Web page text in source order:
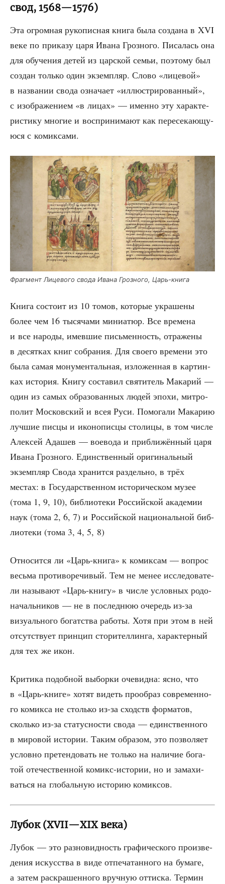
свод, 1568—1576)
Эта огром­ная руко­пис­ная кни­га была созда­на в XVI
веке по при­ка­зу царя Ива­на Гроз­но­го. Писа­лась она
для обу­че­ния детей из цар­ской семьи, поэто­му был
создан толь­ко один экзем­пляр. Сло­во «лице­вой»
в назва­нии сво­да озна­ча­ет «иллю­стри­ро­ван­ный»,
с изоб­ра­же­ни­ем «в лицах» — имен­но эту харак­те­
ри­сти­ку мно­гие и вос­при­ни­ма­ют как пере­се­ка­ю­щу­
ю­ся с комиксами.
Фраг­мент Лице­во­го сво­да Ива­на Гроз­но­го, Царь-книга
Кни­га состо­ит из 10 томов, кото­рые укра­ше­ны
более чем 16 тыся­ча­ми мини­а­тюр. Все вре­ме­на
и все наро­ды, имев­шие пись­мен­ность, отра­же­ны
в десят­ках книг собра­ния. Для сво­е­го вре­ме­ни это
была самая мону­мен­таль­ная, изло­жен­ная в кар­тин­
ках исто­рия. Кни­гу соста­вил свя­ти­тель Мака­рий —
один из самых обра­зо­ван­ных людей эпо­хи, мит­ро­
по­лит Мос­ков­ский и всея Руси. Помо­га­ли Мака­рию
луч­шие пис­цы и ико­но­пис­цы сто­ли­цы, в том чис­ле
Алек­сей Ада­шев — вое­во­да и при­бли­жён­ный царя
Ива­на Гроз­но­го. Един­ствен­ный ори­ги­наль­ный
экзем­пляр Сво­да хра­нит­ся раз­дель­но, в трёх
местах: в Госу­дар­ствен­ном исто­ри­че­ском музее
(тома 1, 9, 10), биб­лио­те­ки Рос­сий­ской ака­де­мии
наук (тома 2, 6, 7) и Рос­сий­ской наци­о­наль­ной биб­
лио­те­ки (тома 3, 4, 5, 8)
Отно­сит­ся ли «Царь-кни­га» к комик­сам — вопрос
весь­ма про­ти­во­ре­чи­вый. Тем не менее иссле­до­ва­те­
ли назы­ва­ют «Царь-кни­гу» в чис­ле услов­ных родо­
на­чаль­ни­ков — не в послед­нюю оче­редь из-за
визу­аль­но­го богат­ства рабо­ты. Хотя при этом в ней
отсут­ству­ет прин­цип сто­ри­тел­лин­га, харак­тер­ный
для тех же икон.
Кри­ти­ка подоб­ной выбор­ки оче­вид­на: ясно, что
в «Царь-кни­ге» хотят видеть про­об­раз совре­мен­но­
го комик­са не столь­ко из-за сходств фор­ма­тов,
сколь­ко из-за ста­тус­но­сти сво­да — един­ствен­но­го
в миро­вой исто­рии. Таким обра­зом, это поз­во­ля­ет
услов­но пре­тен­до­вать не толь­ко на нали­чие бога­
той оте­че­ствен­ной комикс-исто­рии, но и зама­хи­
вать­ся на гло­баль­ную исто­рию комиксов.
Лубок (XVII—XIX века)
Лубок — это раз­но­вид­ность гра­фи­че­ско­го про­из­ве­
де­ния искус­ства в виде отпе­ча­тан­но­го на бума­ге,
а затем рас­кра­шен­но­го вруч­ную оттис­ка. Тер­мин